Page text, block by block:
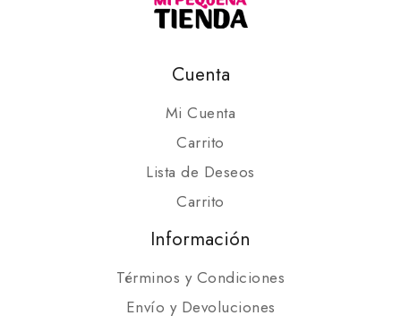
Cuenta
Mi Cuenta
Carrito
Lista de Deseos
Carrito
Información
Términos y Condiciones
Envío y Devoluciones